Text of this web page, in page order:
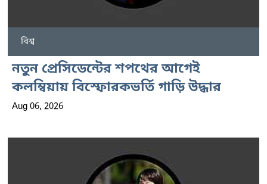
বিশ্ব
নতুন প্রেসিডেন্টের শপথের আগেই
কলম্বিয়ায় বিস্ফোরকভর্তি গাড়ি উদ্ধার
Aug 06, 2026